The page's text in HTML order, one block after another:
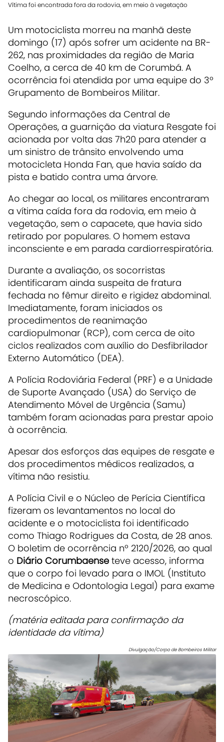
Vítima foi encontrada fora da rodovia, em meio à vegetação
Um motociclista morreu na manhã deste
domingo (17) após sofrer um acidente na BR-
262, nas proximidades da região de Maria
Coelho, a cerca de 40 km de Corumbá. A
ocorrência foi atendida por uma equipe do 3º
Grupamento de Bombeiros Militar.
Segundo informações da Central de
Operações, a guarnição da viatura Resgate foi
acionada por volta das 7h20 para atender a
um sinistro de trânsito envolvendo uma
motocicleta Honda Fan, que havia saído da
pista e batido contra uma árvore.
Ao chegar ao local, os militares encontraram
a vítima caída fora da rodovia, em meio à
vegetação, sem o capacete, que havia sido
retirado por populares. O homem estava
inconsciente e em parada cardiorrespiratória.
Durante a avaliação, os socorristas
identificaram ainda suspeita de fratura
fechada no fêmur direito e rigidez abdominal.
Imediatamente, foram iniciados os
procedimentos de reanimação
cardiopulmonar (RCP), com cerca de oito
ciclos realizados com auxílio do Desfibrilador
Externo Automático (DEA).
A Polícia Rodoviária Federal (PRF) e a Unidade
de Suporte Avançado (USA) do Serviço de
Atendimento Móvel de Urgência (Samu)
também foram acionadas para prestar apoio
à ocorrência.
Apesar dos esforços das equipes de resgate e
dos procedimentos médicos realizados, a
vítima não resistiu.
A Polícia Civil e o Núcleo de Perícia Científica
fizeram os levantamentos no local do
acidente e o motociclista foi identificado
como Thiago Rodrigues da Costa, de 28 anos.
O boletim de ocorrência nº 2120/2026, ao qual
o Diário Corumbaense teve acesso, informa
que o corpo foi levado para o IMOL (Instituto
de Medicina e Odontologia Legal) para exame
necroscópico.
(matéria editada para confirmação da
identidade da vítima)
Divulgação/Corpo de Bombeiros Militar